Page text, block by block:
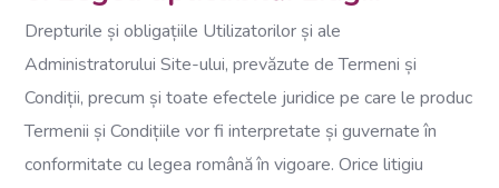
Drepturile și obligațiile Utilizatorilor și ale
Administratorului Site-ului, prevăzute de Termeni și
Condiții, precum și toate efectele juridice pe care le produc
Termenii și Condițiile vor fi interpretate și guvernate în
conformitate cu legea română în vigoare. Orice litigiu